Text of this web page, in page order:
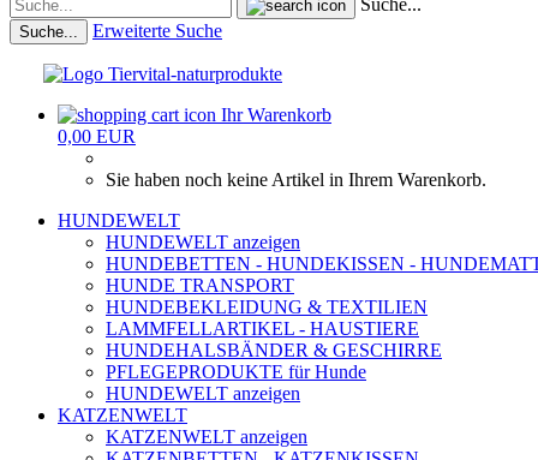
Suche...
Suche... Erweiterte Suche
Ihr Warenkorb
0,00 EUR
Sie haben noch keine Artikel in Ihrem Warenkorb.
HUNDEWELT
HUNDEWELT anzeigen
HUNDEBETTEN - HUNDEKISSEN -
HUNDE TRANSPORT
HUNDEBEKLEIDUNG & TEXTILIEN
LAMMFELLARTIKEL - HAUSTIERE
HUNDEHALSBÄNDER & GESCHIRRE
PFLEGEPRODUKTE für Hunde
HUNDEWELT anzeigen
KATZENWELT
KATZENWELT anzeigen